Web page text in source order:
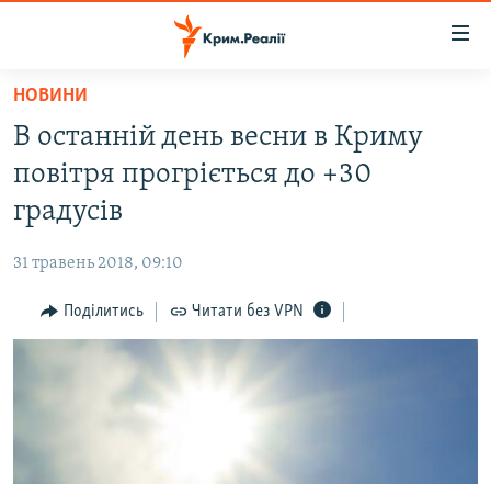
Перейти
основного
матеріалу
до
основної
навігації
Перейти
до
ВІДЕО ТА ФОТО
БЛОГИ
ПОГЛЯД
ІНТЕРВ'Ю
ЯК ОБІЙТИ БЛОКУВАННЯ
НОВИНИ
В останній день весни в Криму
повітря прогріється до +30
градусів
31 травень 2018, 09:10
Поділитись Читати без VPN